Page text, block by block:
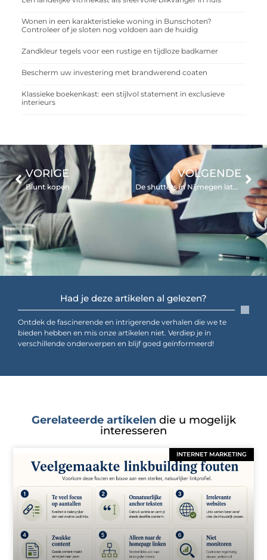
Wonen in een karakteristieke woning in Bunschoten?
Controleer of je sloten nog voldoen aan de huidig
Zandkleur tegels voor een rustige en tijdloze badkamer
Bescherm uw investering met brandwerend coaten
Klassieke boekenkast: een stijlvol statement in exclusieve
interieurs
Had je deze artikelen al gelezen?
Ontdek de fascinerende en intrigerende verhalen die we te
bieden hebben en mis onze artikelen niet. Verdiep je in
verschillende onderwerpen en blijf goed geïnformeerd!
VORIGE
Blunt kopen
VOLGENDE
De shutters in Nijmegen laten plaatsen
Gerelateerde artikelendie u mogelijk
interesseren
INTERNET MARKETING